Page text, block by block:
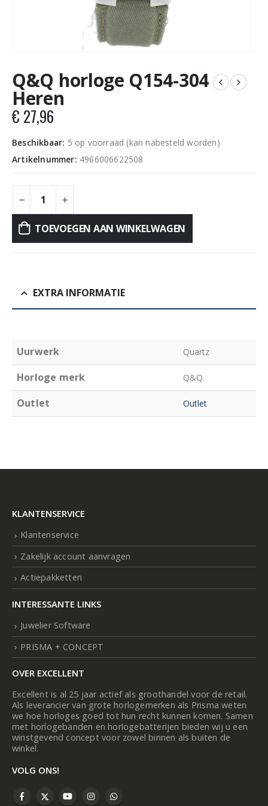
Q&Q horloge Q154-304
Heren
€ 27,96
Beschikbaar: 5 op voorraad (kan nabesteld worden)
Artikelnummer: 4966006622508
TOEVOEGEN AAN WINKELWAGEN
EXTRA INFORMATIE
Uurwerk Quartz
Horloge merk Q&Q
Outlet Outlet
KLANTENSERVICE
Klantenservice
Zakelijk account aanvragen
Actiepakketten
INTERESSANTE LINKS
Juwelier Software
PRISMA + CONCEPT
OVER EXCELLENT
Excellent is al 25 jaar actief als groothandel voor de retail.
Als leverancier van grote horlogemerken als Prisma weten
we hoe horloges goed tot hun recht kunnen komen. Samen
met horlogebanden en horlogebatterijen bieden wij u een
winstgevend concept voor zowel binnen als buiten de
winkel.
VOLG ONS!